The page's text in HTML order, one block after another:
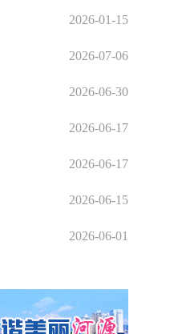
2026-08-07
2026-08-06
2026-08-05
2026-08-04
2026-08-03
2026-07-31
2026-07-30
源城区人民
河源市2026
广东省事业
广东省事业
源城区2026
源城区人民
源城区2026
2026-01-15
2026-07-06
2026-06-30
2026-06-17
2026-06-17
2026-06-15
2026-06-01